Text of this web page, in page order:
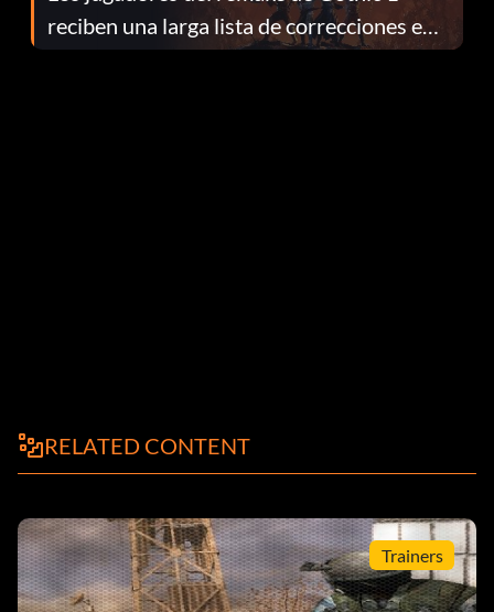
reciben una larga lista de correcciones en
el parche 1.0.4
RELATED CONTENT
Trainers